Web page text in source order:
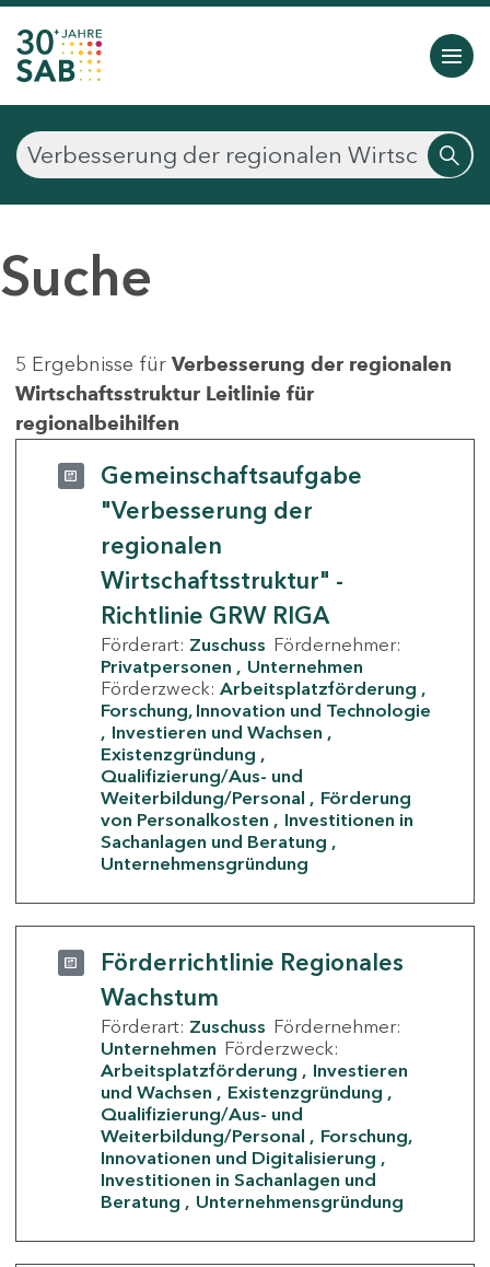
Suche
5 Ergebnisse für Verbesserung der regionalen
Wirtschaftsstruktur Leitlinie für
regionalbeihilfen
Gemeinschaftsaufgabe
"Verbesserung der
regionalen
Wirtschaftsstruktur" -
Richtlinie GRW RIGA
Förderart: Zuschuss Fördernehmer:
Privatpersonen
Unternehmen
Förderzweck: Arbeitsplatzförderung
Forschung, Innovation und Technologie
Investieren und Wachsen
Existenzgründung
Qualifizierung/Aus- und
Weiterbildung/Personal
Förderung
von Personalkosten
Investitionen in
Sachanlagen und Beratung
Unternehmensgründung
Förderrichtlinie Regionales
Wachstum
Förderart: Zuschuss Fördernehmer:
Unternehmen Förderzweck:
Arbeitsplatzförderung
Investieren
und Wachsen
Existenzgründung
Qualifizierung/Aus- und
Weiterbildung/Personal
Forschung,
Innovationen und Digitalisierung
Investitionen in Sachanlagen und
Beratung
Unternehmensgründung